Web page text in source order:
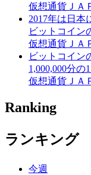
仮想通貨ＪＡ
2017年は日本
ビットコイン
仮想通貨ＪＡ
ビットコイン
1,000,000分の
仮想通貨ＪＡ
Ranking
ランキング
今週